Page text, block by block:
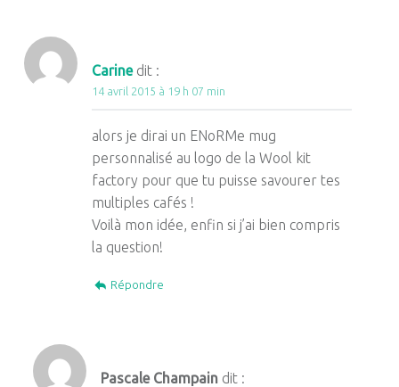
Carine dit :
14 avril 2015 à 19 h 07 min
alors je dirai un ENoRMe mug
personnalisé au logo de la Wool kit
factory pour que tu puisse savourer tes
multiples cafés !
Voilà mon idée, enfin si j’ai bien compris
la question!
Répondre
Pascale Champain dit :